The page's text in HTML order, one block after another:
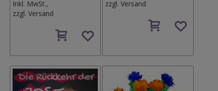
Inkl. MwSt.,
zzgl. Versand
den
zzgl.Versand
den